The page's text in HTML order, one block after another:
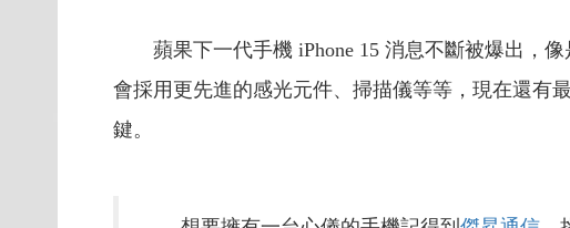
蘋果下一代手機 iPhone 15 消息不斷被爆出，
會採用更先進的感光元件、掃描儀等等，現在還有
鍵。